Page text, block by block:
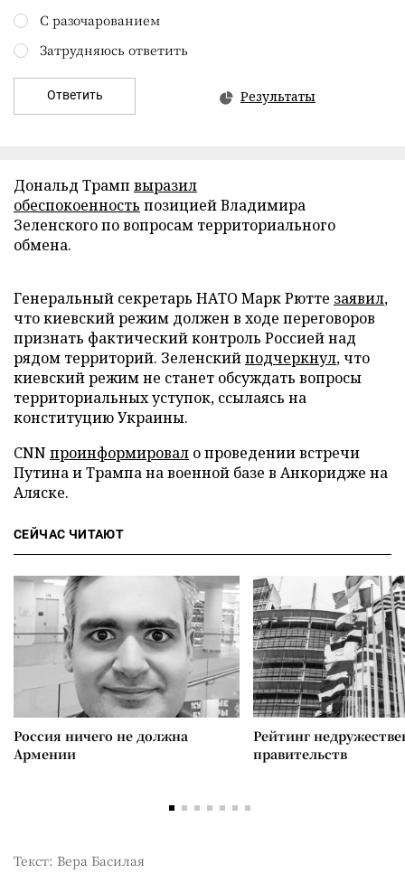
С разочарованием
Затрудняюсь ответить
Ответить Результаты
Дональд Трамп выразил
обеспокоенность позицией Владимира
Зеленского по вопросам территориального
обмена.
Генеральный секретарь НАТО Марк Рютте заявил,
что киевский режим должен в ходе переговоров
признать фактический контроль Россией над
рядом территорий. Зеленскийподчеркнул, что
киевский режим не станет обсуждать вопросы
территориальных уступок, ссылаясь на
конституцию Украины.
CNN проинформировал о проведении встречи
Путина и Трампа на военной базе в Анкоридже на
Аляске.
СЕЙЧАС ЧИТАЮТ
Россия ничего не должна
Армении
Рейтинг
правительств
Текст: Вера Басилая